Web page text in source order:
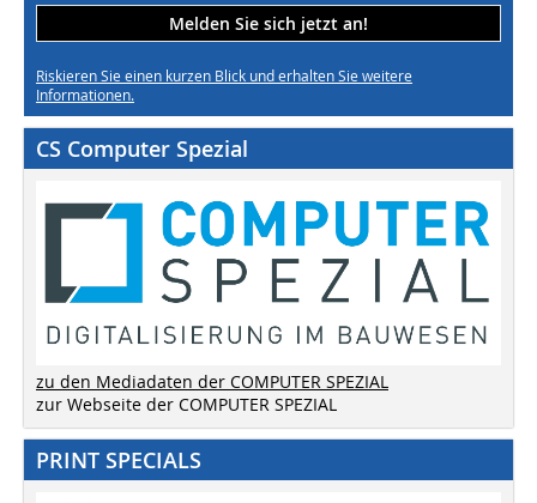
Melden Sie sich jetzt an!
Riskieren Sie einen kurzen Blick und erhalten Sie weitere
Informationen.
CS Computer Spezial
zu den Mediadaten der COMPUTER SPEZIAL
zur Webseite der COMPUTER SPEZIAL
PRINT SPECIALS